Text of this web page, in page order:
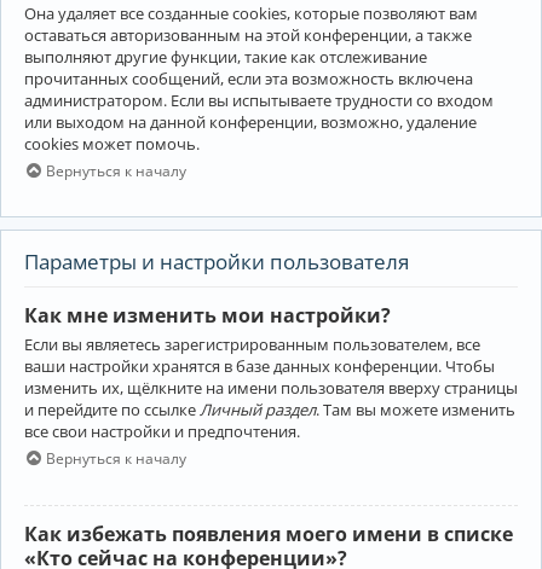
Она удаляет все созданные cookies, которые позволяют вам
оставаться авторизованным на этой конференции, а также
выполняют другие функции, такие как отслеживание
прочитанных сообщений, если эта возможность включена
администратором. Если вы испытываете трудности со входом
или выходом на данной конференции, возможно, удаление
cookies может помочь.
Вернуться к началу
Параметры и настройки пользователя
Как мне изменить мои настройки?
Если вы являетесь зарегистрированным пользователем, все
ваши настройки хранятся в базе данных конференции. Чтобы
изменить их, щёлкните на имени пользователя вверху страницы
и перейдите по ссылке Личный раздел. Там вы можете изменить
все свои настройки и предпочтения.
Вернуться к началу
Как избежать появления моего имени в списке
«Кто сейчас на конференции»?